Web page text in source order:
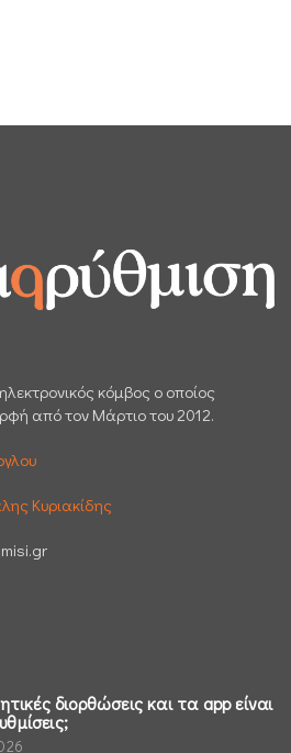
κόμβος ο οποίος
από τον Μάρτιο του 2012.
Κυριακίδης
διορθώσεις και τα app είναι